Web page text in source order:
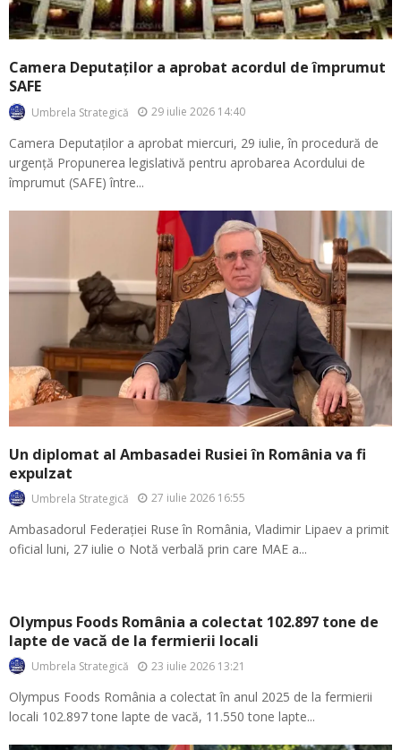
Camera Deputaților a aprobat acordul de împrumut
SAFE
Umbrela Strategică 29 iulie 2026 14:40
Camera Deputaților a aprobat miercuri, 29 iulie, în procedură de
urgență Propunerea legislativă pentru aprobarea Acordului de
împrumut (SAFE) între...
Un diplomat al Ambasadei Rusiei în România va fi
expulzat
Umbrela Strategică 27 iulie 2026 16:55
Ambasadorul Federației Ruse în România, Vladimir Lipaev a primit
oficial luni, 27 iulie o Notă verbală prin care MAE a...
Olympus Foods România a colectat 102.897 tone de
lapte de vacă de la fermierii locali
Umbrela Strategică 23 iulie 2026 13:21
Olympus Foods România a colectat în anul 2025 de la fermierii
locali 102.897 tone lapte de vacă, 11.550 tone lapte...